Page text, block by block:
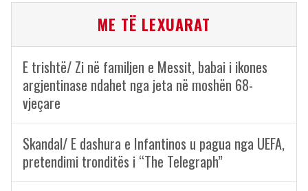
ME TË LEXUARAT
E trishtë/ Zi në familjen e Messit, babai i ikones
argjentinase ndahet nga jeta në moshën 68-
vjeçare
Skandal/ E dashura e Infantinos u pagua nga UEFA,
pretendimi tronditës i “The Telegraph”